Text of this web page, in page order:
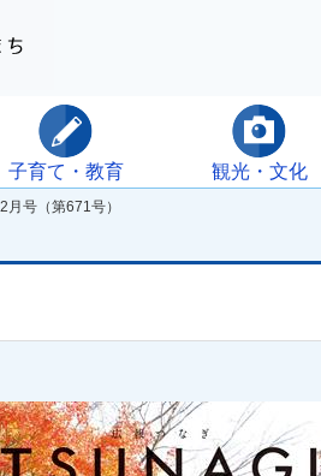
子育て・教育 観光・文化
号（第671号）